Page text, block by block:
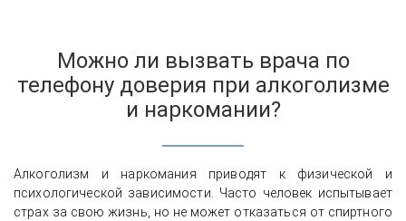
Можно ли вызвать врача по
телефону доверия при алкоголизме
и наркомании?
Алкоголизм и наркомания приводят к физической и
психологической зависимости. Часто человек испытывает
страх за свою жизнь, но не может отказаться от спиртного